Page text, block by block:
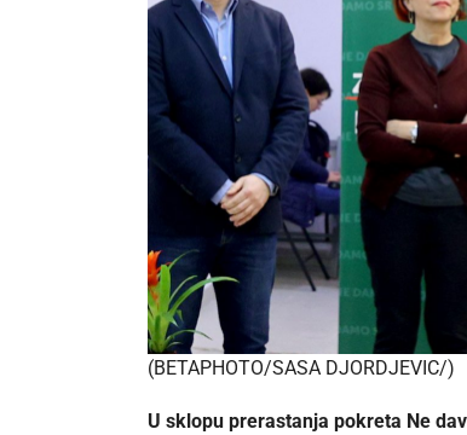
(BETAPHOTO/SASA DJORDJEVIC/)
U sklopu prerastanja pokreta Ne